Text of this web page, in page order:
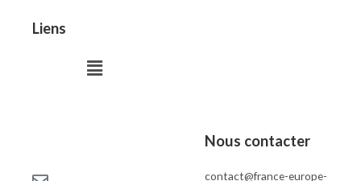
Liens
Menu
Nous contacter
contact@france-europe-